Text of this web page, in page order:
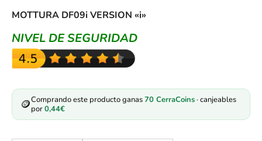
MOTTURA DF09i VERSION «i»
NIVEL DE SEGURIDAD
🪙Comprando este producto ganas70 CerraCoins· canjeables
por0,44€